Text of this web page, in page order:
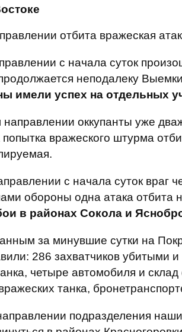
отбита вражеская
с начала суток
неподалеку
имели успех на отдельных
оккупанты уже
вражеского штурма
с начала суток враг
обороны одна атака отбита
в районах Сокола и
за минувшие сутки на
286 захватчиков
четыре автомобиля и
танка,
подразделения